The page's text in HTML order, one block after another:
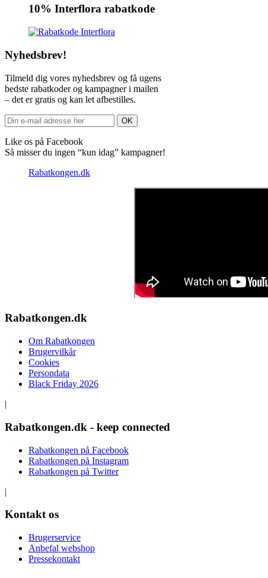
10% Interflora rabatkode
Nyhedsbrev!
Tilmeld dig vores nyhedsbrev og få ugens
bedste rabatkoder og kampagner i mailen
– det er gratis og kan let afbestilles.
Like os på Facebook
Så misser du ingen “kun idag” kampagner!
Rabatkongen.dk
Rabatkongen.dk
Om Rabatkongen
Brugervilkår
Cookies
Persondata
Black Friday 2026
|
Rabatkongen.dk - keep connected
Rabatkongen på Facebook
Rabatkongen på Instagram
Rabatkongen på Twitter
|
Kontakt os
Brugerservice
Anbefal webshop
Pressekontakt